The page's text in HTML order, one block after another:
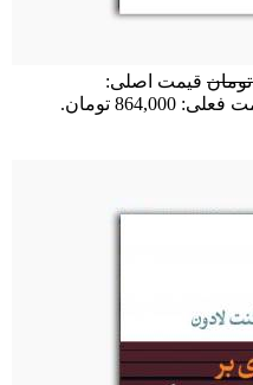
تومان قیمت اصلی:
864,000 تومان.